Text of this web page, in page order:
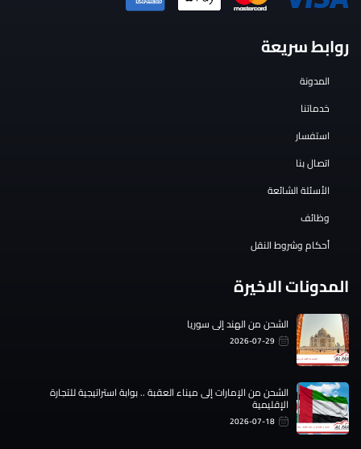
روابط سريعة
المدونة
خدماتنا
استفسار
اتصال بنا
الأسئلة الشائعة
وظائف
أحكام وشروط النقل
المدونات الاخيرة
الشحن من الهند إلى سوريا
2026-07-29
الشحن من الإمارات إلى ميناء العقبة .. بوابة استراتيجية للتجارة
الإقليمية
2026-07-18